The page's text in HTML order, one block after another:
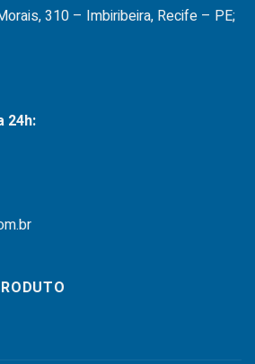
310 – Imbiribeira, Recife – PE;
24h: